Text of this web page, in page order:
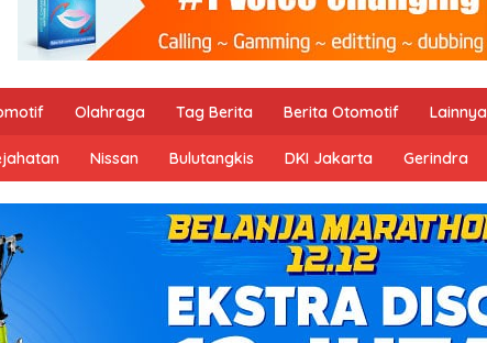
Olahraga Tag Berita Berita Otomotif Lainnya
Nissan Bulutangkis DKI Jakarta Gerindra